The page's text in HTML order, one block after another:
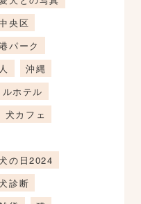
央区
パーク
沖縄
ホテル
犬カフェ
の日2024
診断